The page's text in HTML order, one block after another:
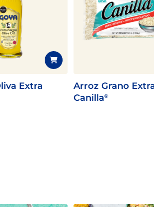
Extra
Arroz Grano
Canilla®